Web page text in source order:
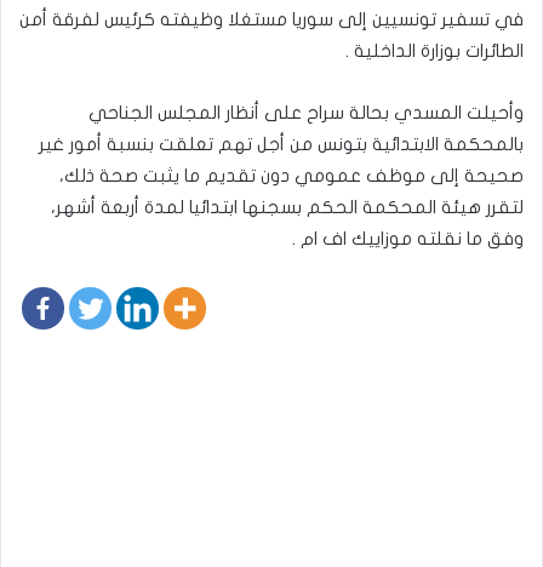
في تسفير تونسيين إلى سوريا مستغلا وظيفته كرئيس لفرقة أمن
الطائرات بوزارة الداخلية .
وأحيلت المسدي بحالة سراح على أنظار المجلس الجناحي
بالمحكمة الابتدائية بتونس من أجل تهم تعلقت بنسبة أمور غير
صحيحة إلى موظف عمومي دون تقديم ما يثبت صحة ذلك،
لتقرر هيئة المحكمة الحكم بسجنها ابتدائيا لمدة أربعة أشهر،
وفق ما نقلته موزاييك اف ام .